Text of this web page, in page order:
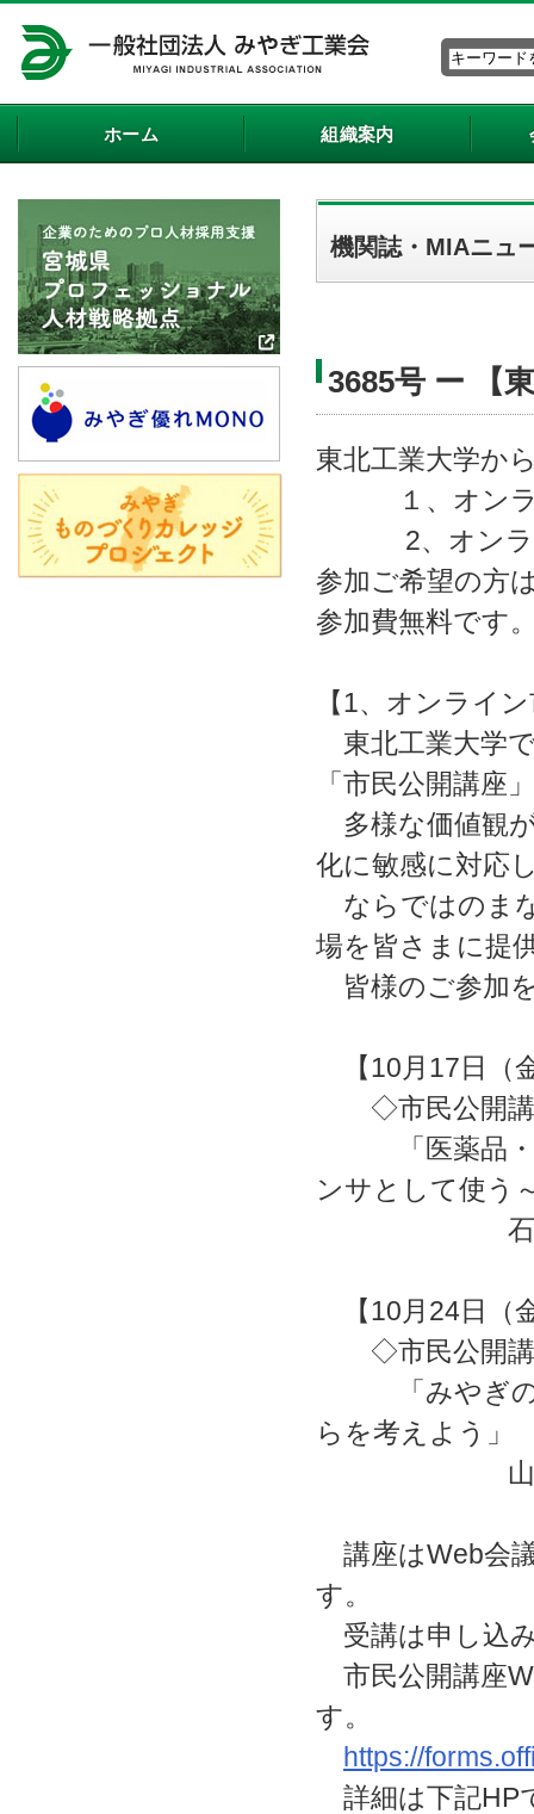
ホーム 組織案内
機関誌・MIAニュ
3685号 ー 【
東北工業大学か
１、オンラ
2、オンライ
参加ご希望の方
参加費無料です
【1、オンライ
東北工業大学
「市民公開講座
多様な価値観
化に敏感に対応
ならではのま
場を皆さまに提
皆様のご参加
【10月17日（
◇市民公
「医薬品・食
ンサとして使う
石橋 勇人
【10月24日（
◇市民公
「みやぎの水
らを考えよう」
山田 一裕
講座はWeb会
す。
受講は申し込
市民公開講座
す。
https://
詳細は下記HP